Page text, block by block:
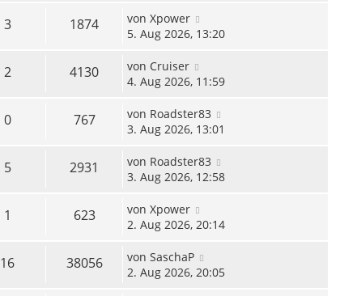
3 1874 von Xpower
5. Aug 2026, 13:20
2 4130 von Cruiser
4. Aug 2026, 11:59
0 767 von Roadster83
3. Aug 2026, 13:01
5 2931 von Roadster83
3. Aug 2026, 12:58
1 623 von Xpower
2. Aug 2026, 20:14
16 38056 von SaschaP
2. Aug 2026, 20:05